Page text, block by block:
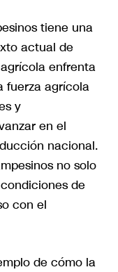
tiene una
actual de
enfrenta
fuerza agrícola
y
en el
nacional.
no solo
de
con el
de cómo la